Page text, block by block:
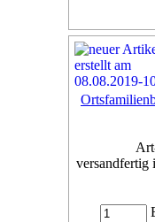
versandfertig